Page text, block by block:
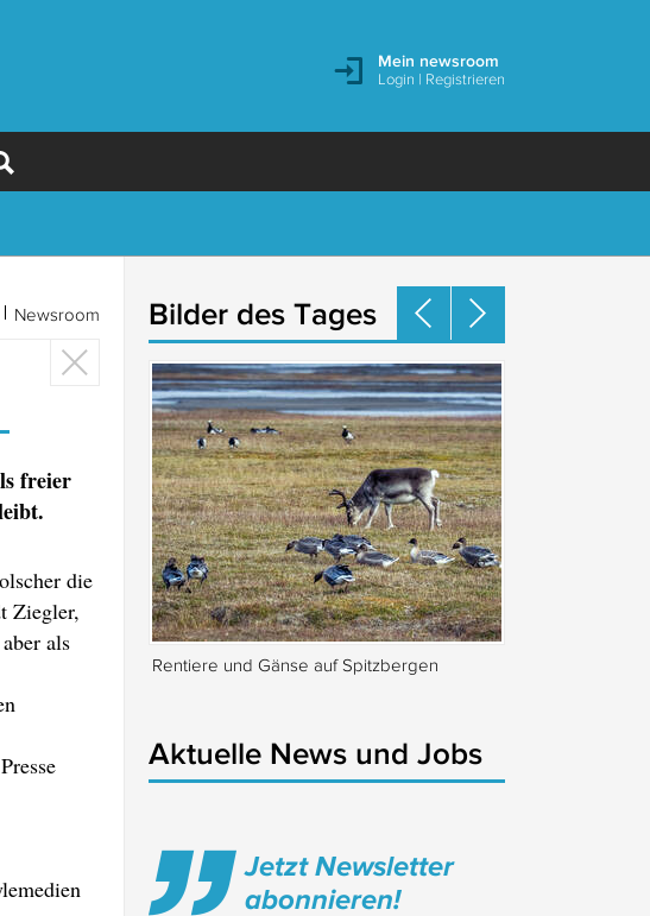
Mein newsroom
Login | Registrieren
Newsroom
freier
die
Ziegler,
als
Bilder des Tages
Rentiere und Gänse auf Spitzbergen
Aktuelle News und Jobs
Jetzt Newsletter
abonnieren!